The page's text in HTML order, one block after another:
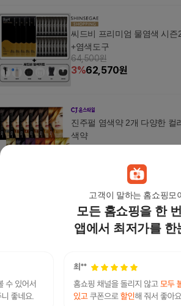
고객이 말하는 홈쇼핑모
모든 홈쇼핑을 한
앱에서 최저가를 한
씨드비 프리미엄 물염색 시즌
+염색도구
64,500원
3%62,570원
진주펄 염색약 2개 다양한 컬
색약
모미스 천연 헤나 새치 염색약
17,900원
7% 16,650원
[홈쇼핑 동일] 씨드비 물염색